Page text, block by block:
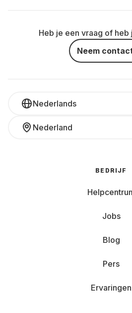
Heb je een vraag of heb
Neem
Nederlands
Nederland
BEDRIJF
Jobs
Blog
Pers
Ervaringen